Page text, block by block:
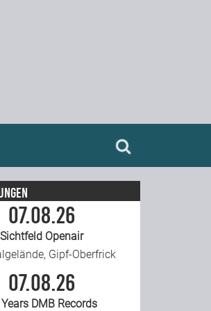
07.08.26
Sichtfeld Openair
Gipf-Oberfrick
07.08.26
DMB Records